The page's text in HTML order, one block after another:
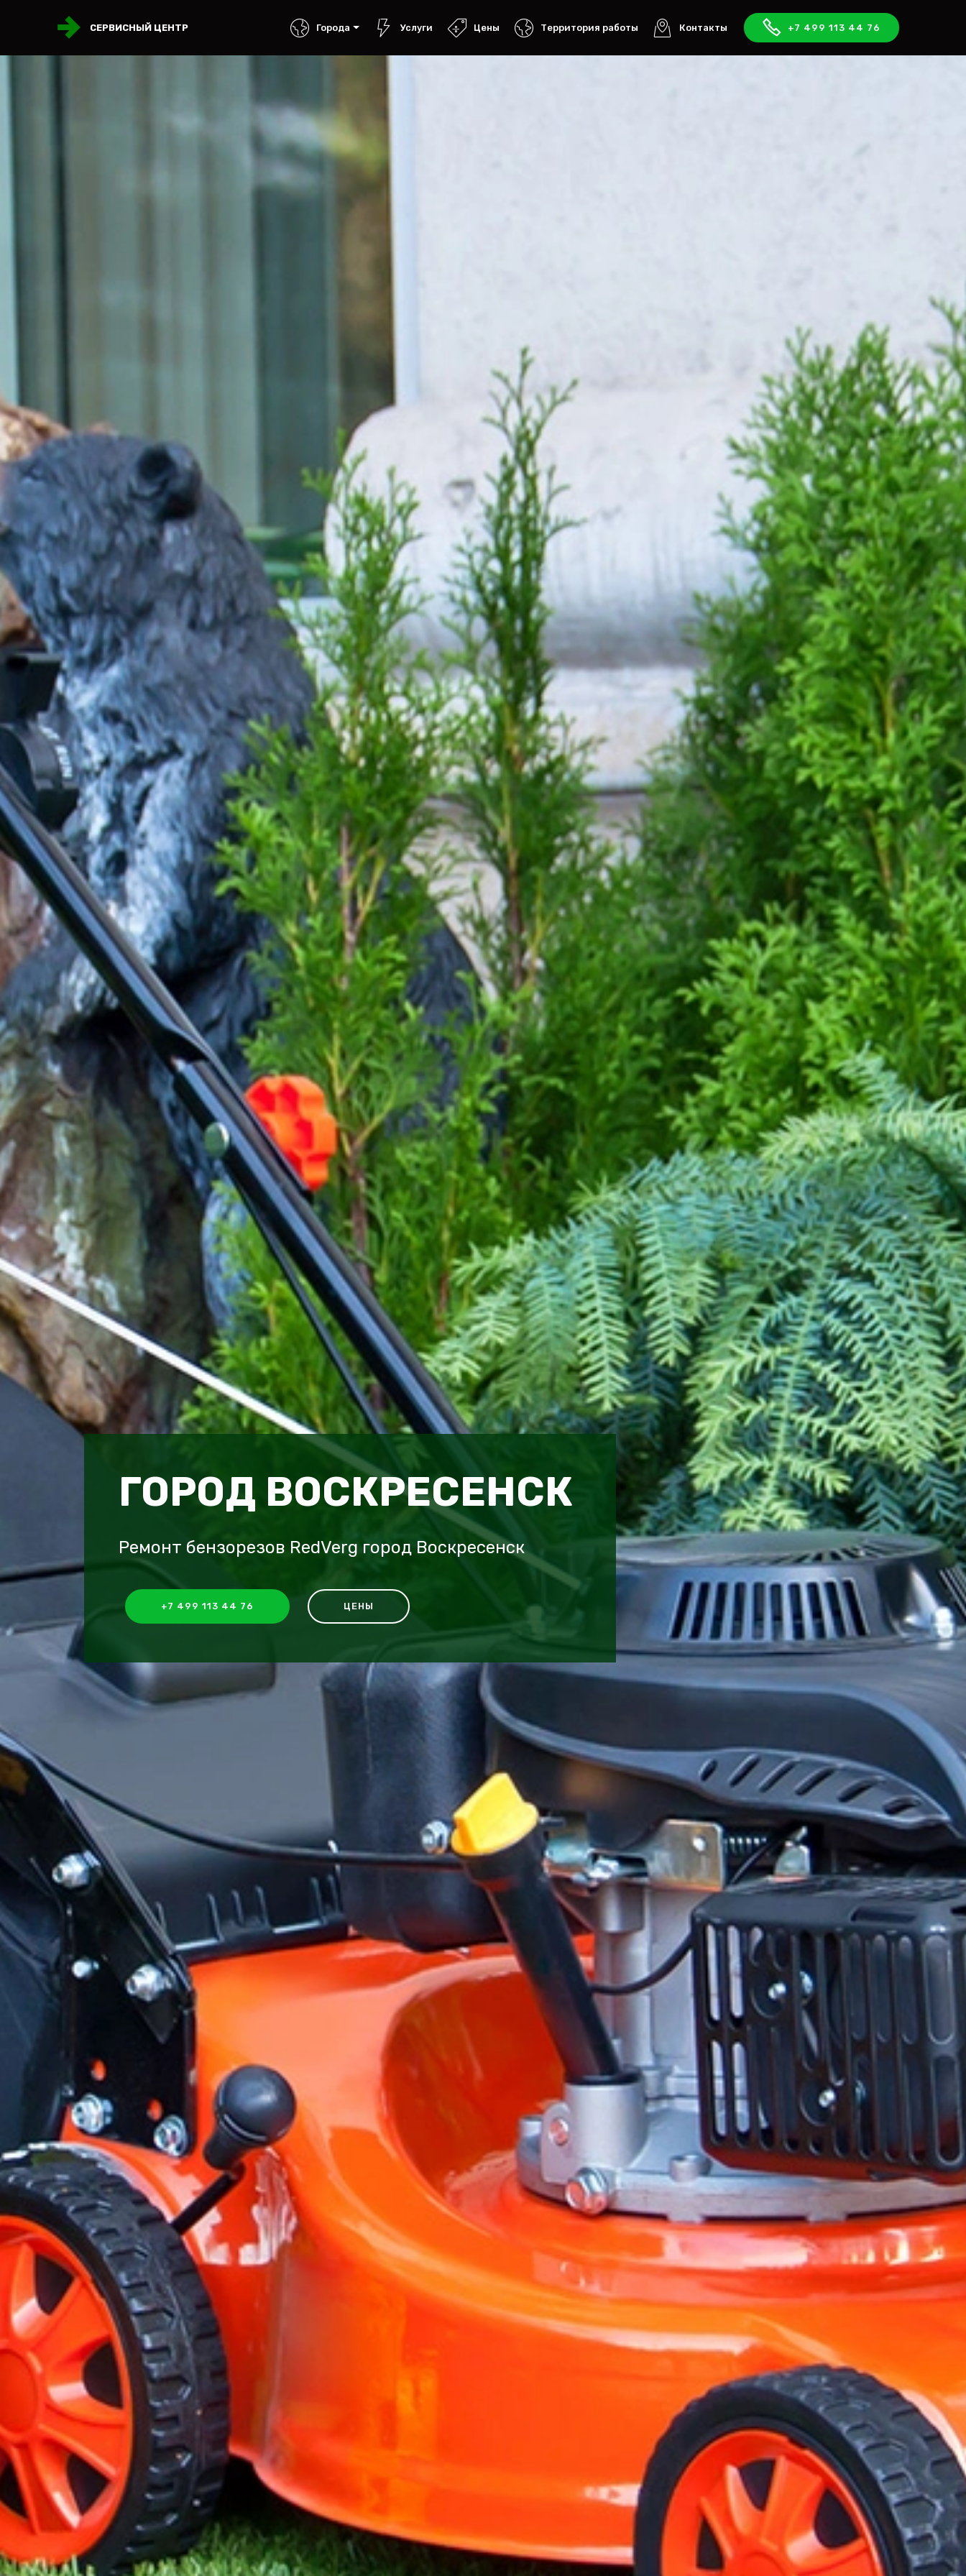
СЕРВИСНЫЙ ЦЕНТР Города Услуги Цены Территория работы Контакты +7 499 113 44 76
ГОРОД ВОСКРЕСЕНСК
Ремонт бензорезов RedVerg город Воскресенск
+7 499 113 44 76 ЦЕНЫ